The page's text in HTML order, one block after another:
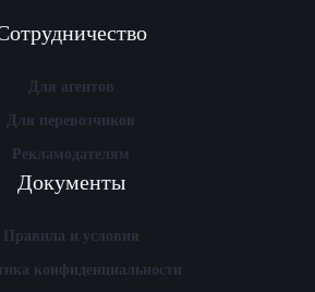
Для агентов
Для перевозчиков
Рекламодателям
Документы
Правила и условия
конфиденциальности